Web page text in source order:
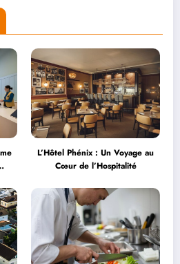
L’Hôtel Phénix : Un Voyage au
Cœur de l’Hospitalité